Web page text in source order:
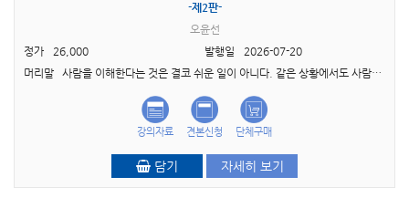
-제2판-
오윤선
정가
26,000 발행일
2026-07-20
머리말 사람을 이해한다는 것은 결코 쉬운 일이 아니다. 같은 상황에서도 사람마다 생각하고 느 끼고 행동하는 방식은 서로 다르며, 때로는 자기 자신조차 제대로 이해하지 못한 채 살아가기도 ..
강의자료 견본신청 단체구매
담기 자세히 보기